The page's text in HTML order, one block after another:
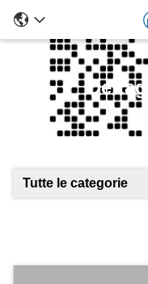
Tutte le categorie